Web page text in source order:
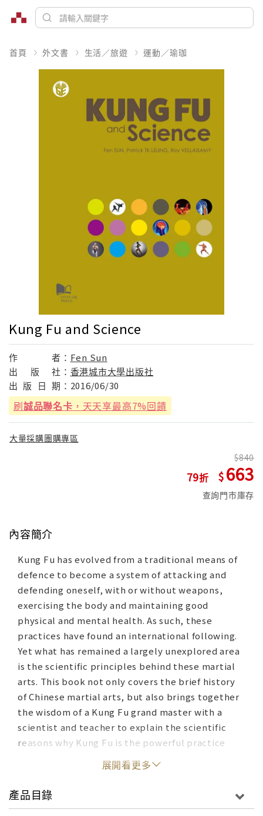
首頁 外文書 生活／旅遊 運動／瑜珈
Kung Fu and Science
作 者： Fen Sun
出
版 社： 香港城市大學出版社
出 版 日 期： 2016/06/30
刷誠品聯名卡 ，天天享最高7%回饋
大量採購團購專區
79
840
663
查詢門市庫存
內容簡介
Kung Fu has evolved from a traditional means of
defence to become a system of attacking and
defending oneself, with or without weapons,
exercising the body and maintaining good
physical and mental health. As such, these
practices have found an international following.
Yet what has remained a largely unexplored area
is the scientific principles behind these martial
arts. This book not only covers the brief history
of Chinese martial arts, but also brings together
the wisdom of a Kung Fu grand master with a
scientist and teacher to explain the scientific
reasons why Kung Fu is the powerful practice
that it is. Using the principles of physics,
biomechanics and biology, with a number of
drawings showing some basic postures of Kung
Fu, the authors present a deep understanding of
展開看更多
產品目錄